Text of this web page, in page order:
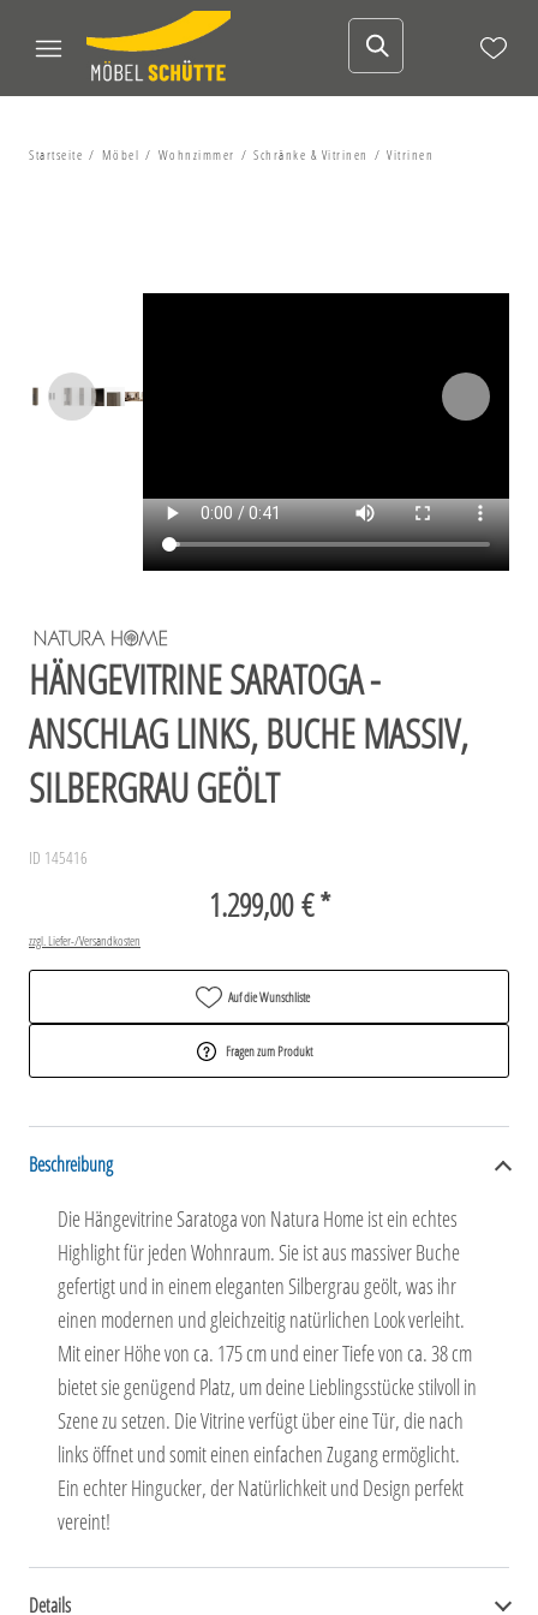
Startseite Möbel Wohnzimmer Schränke & Vitrinen Vitrinen
HÄNGEVITRINE SARATOGA -
ANSCHLAG LINKS, BUCHE MASSIV,
SILBERGRAU GEÖLT
ID 145416
1.299,00 € *
zzgl. Liefer-/Versandkosten
Auf die Wunschliste
Fragen zum Produkt
Beschreibung
Die Hängevitrine Saratoga von Natura Home ist ein echtes
Highlight für jeden Wohnraum. Sie ist aus massiver Buche
gefertigt und in einem eleganten Silbergrau geölt, was ihr
einen modernen und gleichzeitig natürlichen Look verleiht.
Mit einer Höhe von ca. 175 cm und einer Tiefe von ca. 38 cm
bietet sie genügend Platz, um deine Lieblingsstücke stilvoll in
Szene zu setzen. Die Vitrine verfügt über eine Tür, die nach
links öffnet und somit einen einfachen Zugang ermöglicht.
Ein echter Hingucker, der Natürlichkeit und Design perfekt
vereint!
Details